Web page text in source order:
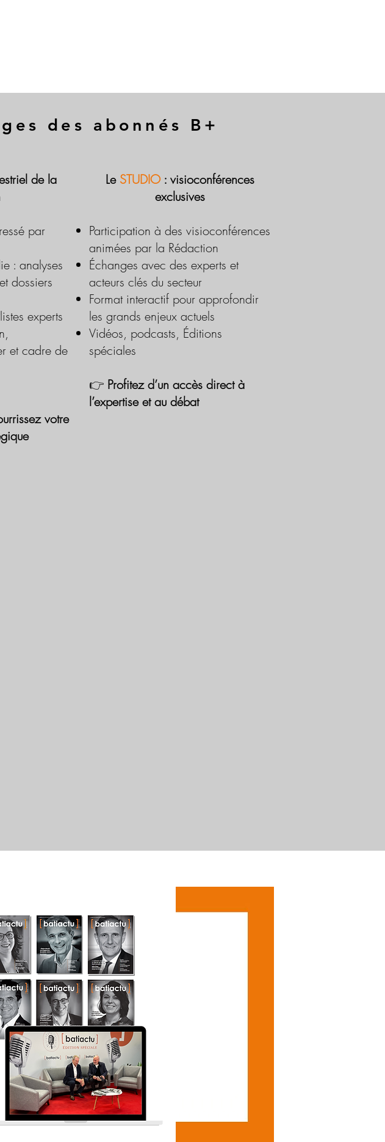
des abonnés B+
de la
par
: analyses
dossiers
experts
et cadre de
votre
Le STUDIO : visioconférences
exclusives
Participation à des visioconférences
animées par la Rédaction
Échanges avec des experts et
acteurs clés du secteur
Format interactif pour approfondir
les grands enjeux actuels
Vidéos, podcasts, Éditions
spéciales
👉 Profitez d’un accès direct à
l’expertise et au débat